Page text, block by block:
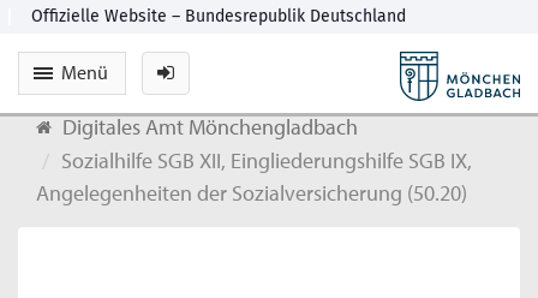
Menü
Digitales Amt Mönchengladbach
Sozialhilfe SGB XII, Eingliederungshilfe SGB IX,
Angelegenheiten der Sozialversicherung (50.20)